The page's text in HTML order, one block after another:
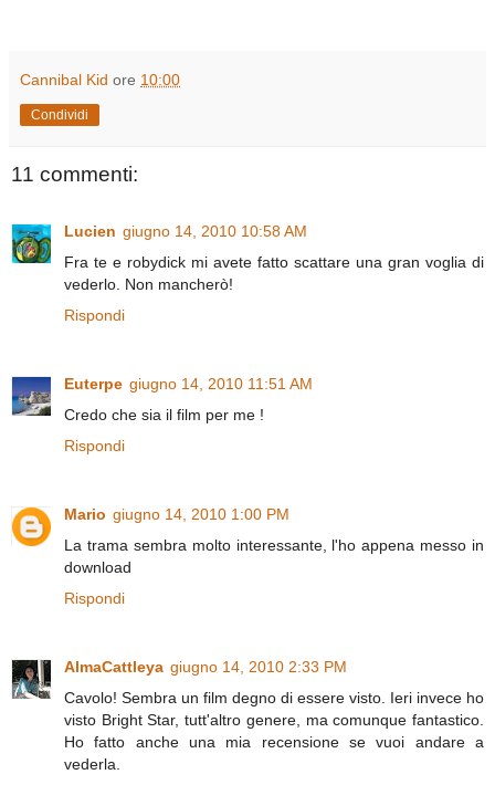
Cannibal Kid ore 10:00
Condividi
11 commenti:
Lucien giugno 14, 2010 10:58 AM
Fra te e robydick mi avete fatto scattare una gran voglia di
vederlo. Non mancherò!
Rispondi
Euterpe giugno 14, 2010 11:51 AM
Credo che sia il film per me !
Rispondi
Mario giugno 14, 2010 1:00 PM
La trama sembra molto interessante, l'ho appena messo in
download
Rispondi
AlmaCattleya giugno 14, 2010 2:33 PM
Cavolo! Sembra un film degno di essere visto. Ieri invece ho
visto Bright Star, tutt'altro genere, ma comunque fantastico.
Ho fatto anche una mia recensione se vuoi andare a
vederla.